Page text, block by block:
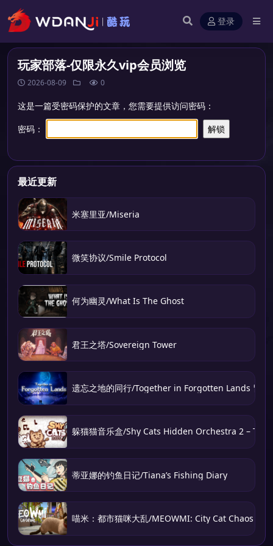
登录
玩家部落-仅限永久vip会员浏览
2026-08-09 0
这是一篇受密码保护的文章，您需要提供访问密码：
密码：
最近更新
米塞里亚/Miseria
微笑协议/Smile Protocol
何为幽灵/What Is The Ghost
君王之塔/Sovereign Tower
遗忘之地的同行/Together in Forgotten Lands 冒险
躲猫猫音乐盒/Shy Cats Hidden Orchestra 2 – The
蒂亚娜的钓鱼日记/Tiana’s Fishing Diary
喵米：都市猫咪大乱/MEOWMI: City Cat Chaos